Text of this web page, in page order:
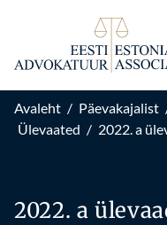
Avaleht / Päevakajalist
Ülevaated / 2022. a
2022. a